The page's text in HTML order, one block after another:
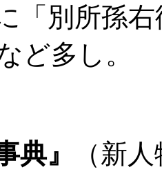
「別所孫
ど多し。
典』 （新